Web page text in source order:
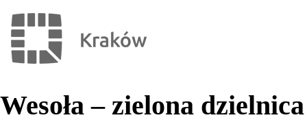
Wesoła – zielona